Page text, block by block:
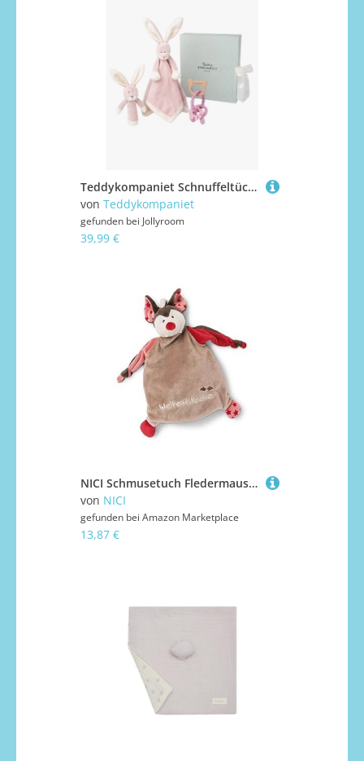
Teddykompaniet Schnuffeltücher Kaninchen Geschenkset, Altrosa
von Teddykompaniet
gefunden bei Jollyroom
39,99 €
NICI Schmusetuch Fledermaus Weltentdecker 25x25 cm – Schnuffeltuch ab 0+ Monaten – Kuscheltuch für Babys & Kleinkinder – Baby Kuscheltier/Schnuffeltuch – Schmusetuch für Mädchen & Jungen
von NICI
gefunden bei Amazon Marketplace
13,87 €